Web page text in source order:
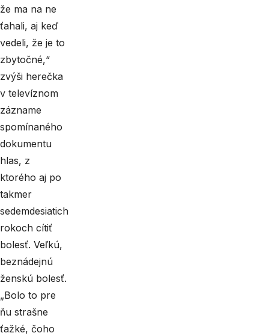
že ma na ne
ťahali, aj keď
vedeli, že je to
zbytočné,“
zvýši herečka
v televíznom
zázname
spomínaného
dokumentu
hlas, z
ktorého aj po
takmer
sedemdesiatich
rokoch cítiť
bolesť. Veľkú,
beznádejnú
ženskú bolesť.
„Bolo to pre
ňu strašne
ťažké, čoho